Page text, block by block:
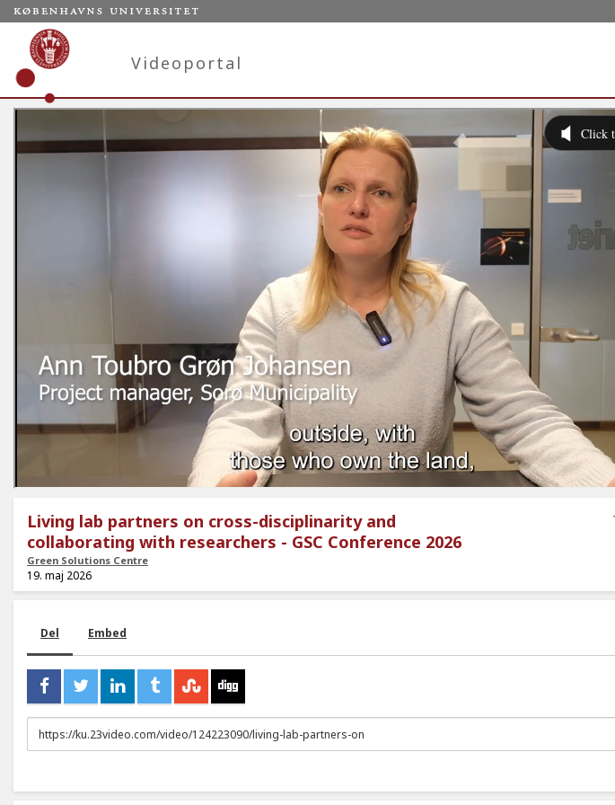
Videoportal
Living lab partners on cross-disciplinarity and
collaborating with researchers - GSC Conference 2026
Green Solutions Centre
19. maj 2026
Del Embed
URL
to